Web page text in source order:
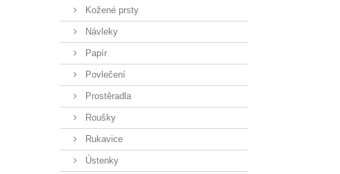
Kožené prsty
Návleky
Papír
Povlečení
Prostěradla
Roušky
Rukavice
Ústenky